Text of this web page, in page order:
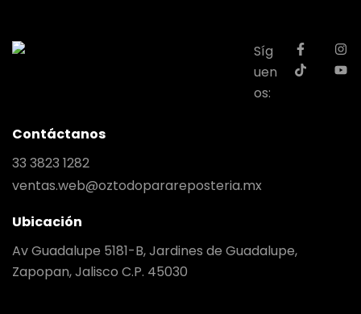
Síg
uen
os:
Contáctanos
33 3823 1282
ventas.web@oztodoparareposteria.mx
Ubicación
Av Guadalupe 5181-B, Jardines de Guadalupe,
Zapopan, Jalisco C.P. 45030